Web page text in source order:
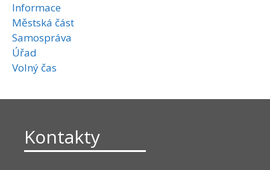
Informace
Městská část
Samospráva
Úřad
Volný čas
Kontakty